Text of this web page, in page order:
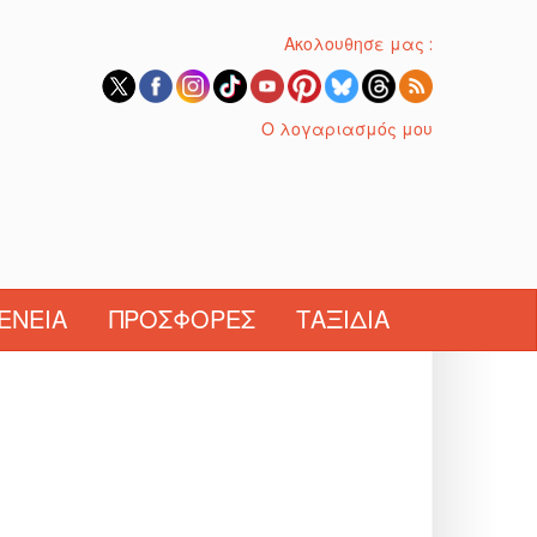
Ακολουθησε μας :
Ο λογαριασμός μου
ΠΡΟΣΦΟΡΈΣ ΤΑΞΊΔΙΑ